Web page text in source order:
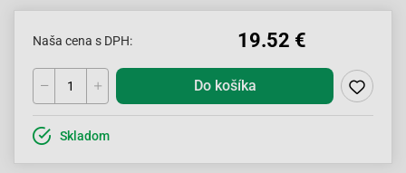
Naša cena s DPH: 19.52 €
Do košíka
Skladom